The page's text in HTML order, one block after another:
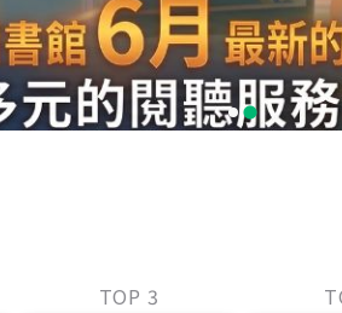
TOP 3